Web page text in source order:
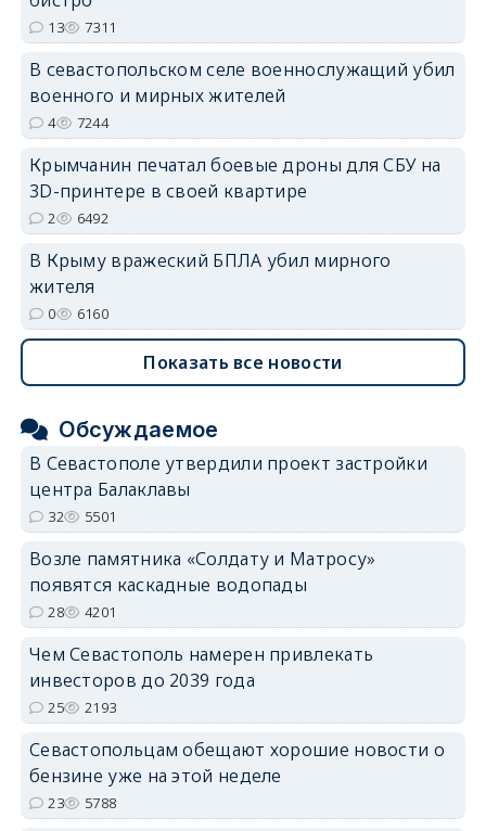
13 7311
В севастопольском селе военнослужащий убил
военного и мирных жителей
4 7244
Крымчанин печатал боевые дроны для СБУ на
3D-принтере в своей квартире
2 6492
В Крыму вражеский БПЛА убил мирного
жителя
0 6160
Показать все новости
Обсуждаемое
В Севастополе утвердили проект застройки
центра Балаклавы
32 5501
Возле памятника «Солдату и Матросу»
появятся каскадные водопады
28 4201
Чем Севастополь намерен привлекать
инвесторов до 2039 года
25 2193
Севастопольцам обещают хорошие новости о
бензине уже на этой неделе
23 5788